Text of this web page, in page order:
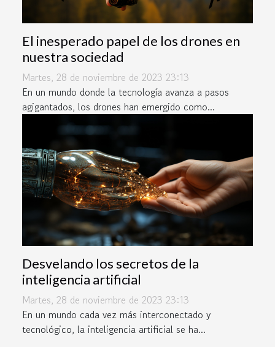
El inesperado papel de los drones en
nuestra sociedad
Martes, 28 de noviembre de 2023 23:13
En un mundo donde la tecnología avanza a pasos
agigantados, los drones han emergido como...
Desvelando los secretos de la
inteligencia artificial
Martes, 28 de noviembre de 2023 23:13
En un mundo cada vez más interconectado y
tecnológico, la inteligencia artificial se ha...